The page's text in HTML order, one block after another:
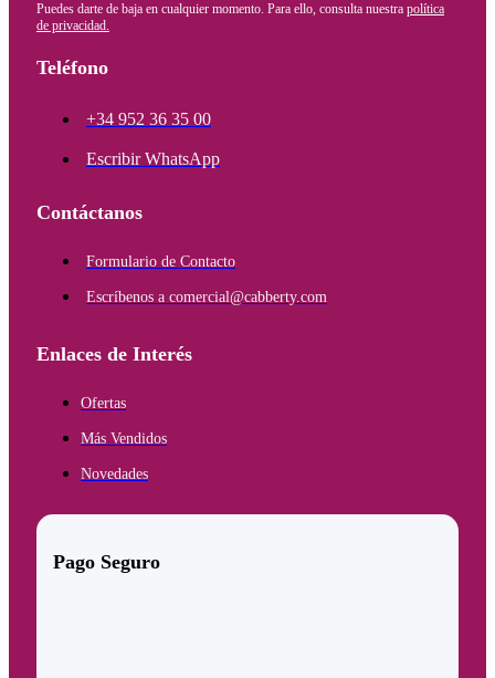
Puedes darte de baja en cualquier momento. Para ello, consulta nuestra política
de privacidad.
Teléfono
+34 952 36 35 00
Escribir WhatsApp
Contáctanos
Formulario de Contacto
Escríbenos a comercial@cabberty.com
Enlaces de Interés
Ofertas
Más Vendidos
Novedades
Pago Seguro